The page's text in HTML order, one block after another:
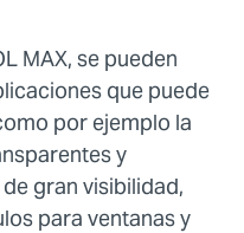
MAX, se pueden
que puede
por ejemplo la
y
gran visibilidad,
para ventanas y